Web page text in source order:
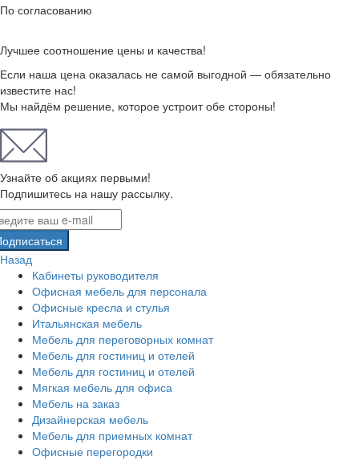
По согласованию
Лучшее соотношение цены и качества!
Если наша цена оказалась не самой выгодной — обязательно
известите нас!
Мы найдём решение, которое устроит обе стороны!
Узнайте об акциях первыми!
Подпишитесь на нашу рассылку.
Назад
Кабинеты руководителя
Офисная мебель для персонала
Офисные кресла и стулья
Итальянская мебель
Мебель для переговорных комнат
Мебель для гостиниц и отелей
Мебель для гостиниц и отелей
Мягкая мебель для офиса
Мебель на заказ
Дизайнерская мебель
Мебель для приемных комнат
Офисные перегородки